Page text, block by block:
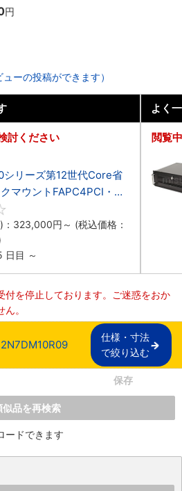
円
ーの投稿ができます）
討ください
シリーズ第12世代Core省
マウントFAPC4PCI・
323,000円 ～ (税込価格：
日目 ～
よく
閲覧
付を停止しております。ご迷惑をおか
。
仕様・寸法
で絞り込む
保存
似品を再検索
ードできます